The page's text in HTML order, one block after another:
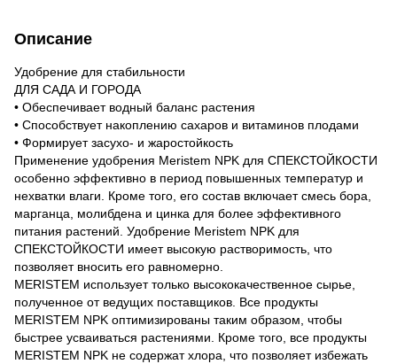
Описание
Удобрение для стабильности
ДЛЯ САДА И ГОРОДА
• Обеспечивает водный баланс растения
• Способствует накоплению сахаров и витаминов плодами
• Формирует засухо- и жаростойкость
Применение удобрения Meristem NPK для СПЕКСТОЙКОСТИ
особенно эффективно в период повышенных температур и
нехватки влаги. Кроме того, его состав включает смесь бора,
марганца, молибдена и цинка для более эффективного
питания растений. Удобрение Meristem NPK для
СПЕКСТОЙКОСТИ имеет высокую растворимость, что
позволяет вносить его равномерно.
MERISTEM использует только высококачественное сырье,
полученное от ведущих поставщиков. Все продукты
MERISTEM NPK оптимизированы таким образом, чтобы
быстрее усваиваться растениями. Кроме того, все продукты
MERISTEM NPK не содержат хлора, что позволяет избежать